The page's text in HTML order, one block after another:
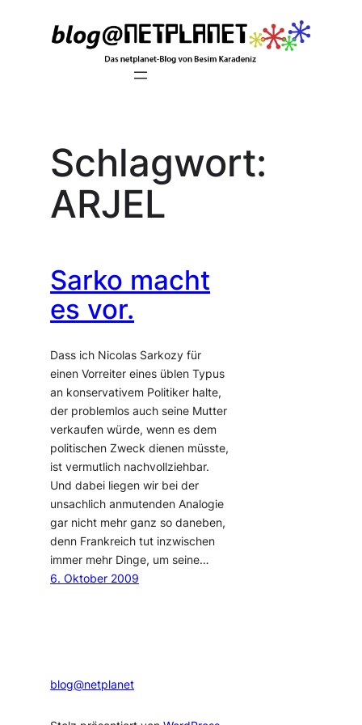
Schlagwort:
ARJEL
Sarko macht
es vor.
Dass ich Nicolas Sarkozy für
einen Vorreiter eines üblen Typus
an konservativem Politiker halte,
der problemlos auch seine Mutter
verkaufen würde, wenn es dem
politischen Zweck dienen müsste,
ist vermutlich nachvollziehbar.
Und dabei liegen wir bei der
unsachlich anmutenden Analogie
gar nicht mehr ganz so daneben,
denn Frankreich tut inzwischen
immer mehr Dinge, um seine…
6. Oktober 2009
blog@netplanet